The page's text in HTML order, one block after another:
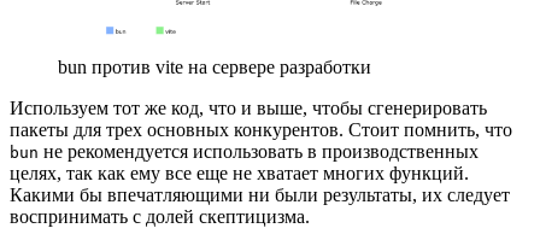
bun против vite на сервере разработки
Используем тот же код, что и выше, чтобы сгенерировать
пакеты для трех основных конкурентов. Стоит помнить, что
bun не рекомендуется использовать в производственных
целях, так как ему все еще не хватает многих функций.
Какими бы впечатляющими ни были результаты, их следует
воспринимать с долей скептицизма.